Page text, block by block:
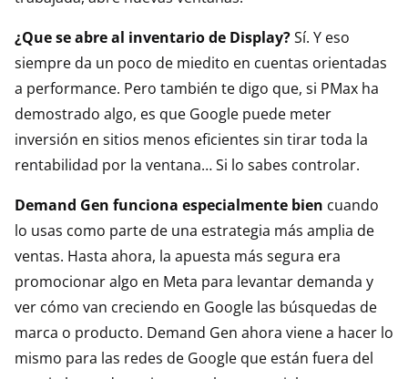
¿Que se abre al inventario de Display?Sí. Y eso
siempre da un poco de miedito en cuentas orientadas
a performance. Pero también te digo que, si PMax ha
demostrado algo, es que Google puede meter
inversión en sitios menos eficientes sin tirar toda la
rentabilidad por la ventana… Si lo sabes controlar.
Demand Gen funciona especialmente bien cuando
lo usas como parte de una estrategia más amplia de
ventas. Hasta ahora, la apuesta más segura era
promocionar algo en Meta para levantar demanda y
ver cómo van creciendo en Google las búsquedas de
marca o producto. Demand Gen ahora viene a hacer lo
mismo para las redes de Google que están fuera del